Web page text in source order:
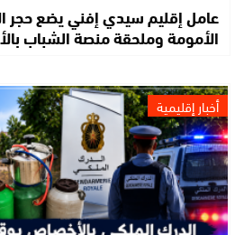
عامل إقليم سيدي إفني يضع حجر
الأمومة وملحقة منصة الشباب
أخبار إقليمية